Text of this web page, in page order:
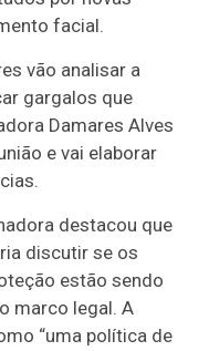
facial.
vão analisar a
gargalos que
Damares Alves
e vai elaborar
destacou que
discutir se os
estão sendo
marco legal. A
“uma política de